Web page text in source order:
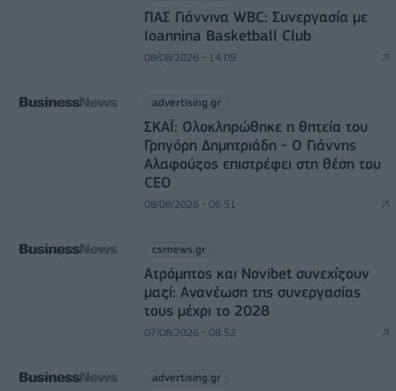
ΠΑΣ Γιάννινα WBC: Συνεργασία με
Ioannina Basketball Club
08/08/2026 - 14:09
advertising.gr
ΣΚΑΪ: Ολοκληρώθηκε η θητεία του
Γρηγόρη Δημητριάδη - Ο Γιάννης
Αλαφούζος επιστρέφει στη θέση του
CEO
08/08/2026 - 06:51
csrnews.gr
Ατρόμητος και Novibet συνεχίζουν
μαζί: Ανανέωση της συνεργασίας
τους μέχρι το 2028
07/08/2026 - 08:52
advertising.gr